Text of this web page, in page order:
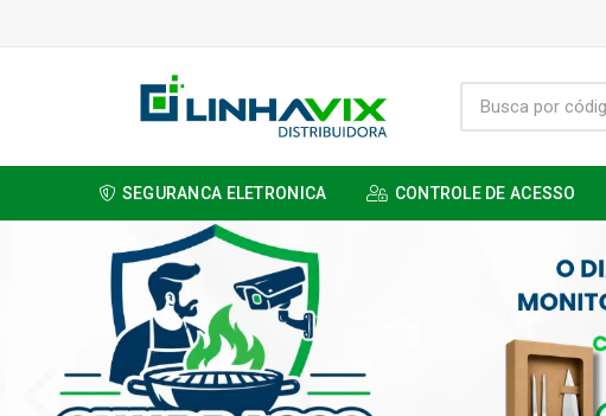
SEGURANCA ELETRONICA CONTROLE DE ACESSO